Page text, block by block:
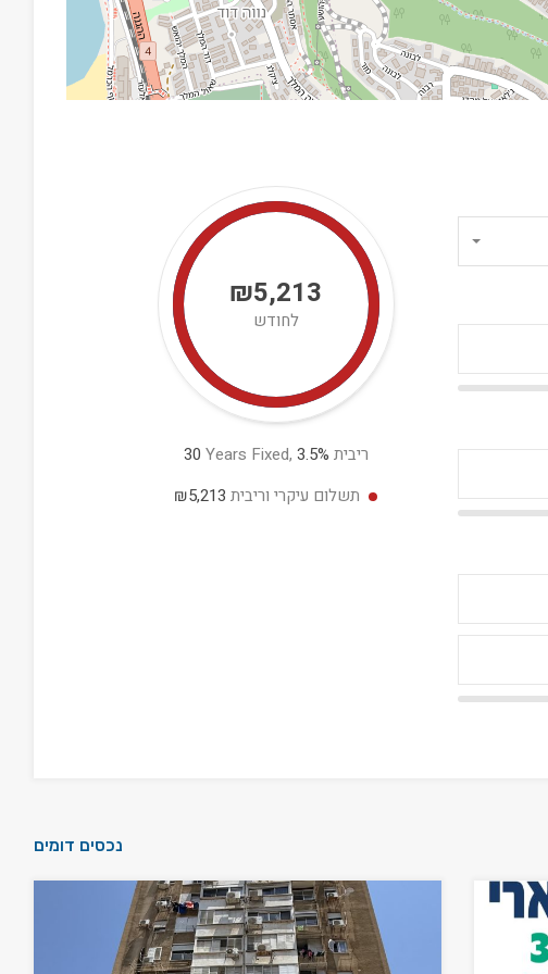
₪5,213
לחודש
30 Years Fixed, 3.5% ריבית
תשלום עיקרי וריבית ₪5,213
נכסים דומים